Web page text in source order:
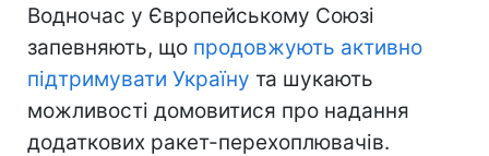
Водночас у Європейському Союзі
запевняють, що продовжують активно
підтримувати Україну та шукають
можливості домовитися про надання
додаткових ракет-перехоплювачів.